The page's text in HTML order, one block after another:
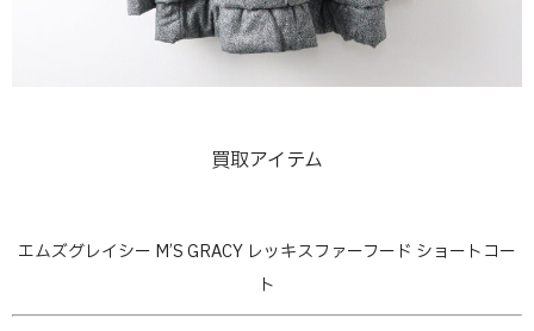
買取アイテム
エムズグレイシー M’S GRACY レッキスファーフード ショートコー
ト